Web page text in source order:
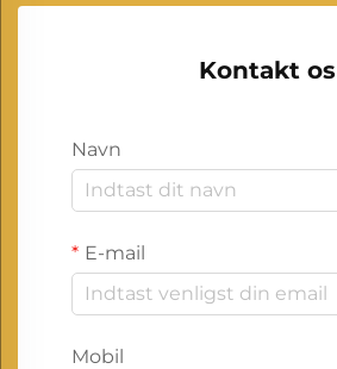
Kontakt os
Navn
E-mail
Mobil